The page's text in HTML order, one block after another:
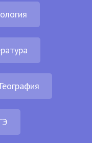
География